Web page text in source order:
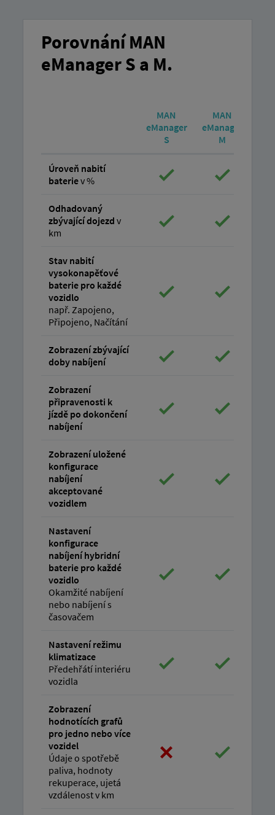
Porovnání MAN
eManager S a M.
MAN
eManager
S
MAN
eManager
M
Úroveň nabití
bateriev %
Odhadovaný
zbývající dojezd v
km
Stav nabití
vysokonapěťové
baterie pro každé
vozidlo
např. Zapojeno,
Připojeno, Načítání
Zobrazení zbývající
doby nabíjení
Zobrazení
připravenosti k
jízdě po dokončení
nabíjení
Zobrazení uložené
konfigurace
nabíjení
akceptované
vozidlem
Nastavení
konfigurace
nabíjení hybridní
baterie pro každé
vozidlo
Okamžité nabíjení
nebo nabíjení s
časovačem
Nastavení režimu
klimatizace
Předehřátí interiéru
vozidla
Zobrazení
hodnotících grafů
pro jedno nebo více
vozidel
Údaje o spotřebě
paliva, hodnoty
rekuperace, ujetá
vzdálenost v km